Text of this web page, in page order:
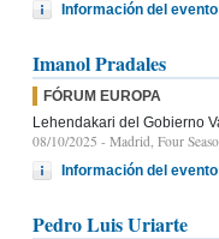
Información del evento
Imanol Pradales
FÓRUM EUROPA
Lehendakari del Gobierno
08/10/2025 - Madrid, Four
Información del evento
Pedro Luis Uriarte